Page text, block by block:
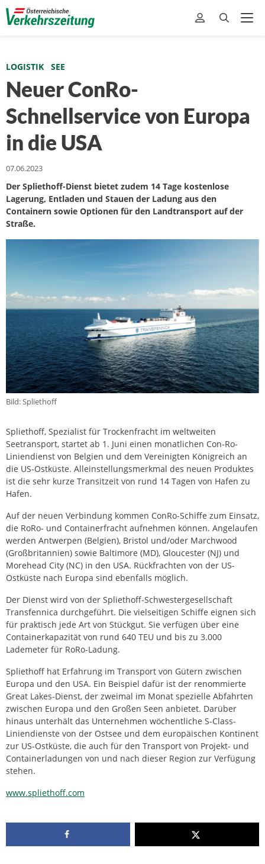
LOGISTIK SEE
Neuer ConRo-
Schnellservice von Europa
in die USA
07.06.2023
Der Spliethoff-Dienst bietet zudem 14 Tage kostenlose
Lagerung, Entladen und Stauen der Ladung aus den
Containern sowie Optionen für den Landtransport auf der
Straße.
Bild: Spliethoff
Spliethoff, Spezialist für Trockenfracht im weltweiten
Seetransport, startet ab 1. Juni einen monatlichen Con-Ro-
Liniendienst von Belgien und dem Vereinigten Königreich an
die US-Ostküste. Alleinstellungsmerkmal des neuen Produktes
ist die sehr kurze Transitzeit von rund 14 Tagen von Hafen zu
Hafen.
Auf der neuen Verbindung kommen ConRo-Schiffe zum Einsatz,
die RoRo- und Containerfracht aufnehmen können. Angelaufen
werden Antwerpen (Belgien), Bristol und/oder Marchwood
(Großbritannien) sowie Baltimore (MD), Gloucester (NJ) und
Morehead City (NC) in den USA. Rückfrachten von der US-
Ostküste nach Europa sind ebenfalls möglich.
Der Dienst wird von der Spliethoff-Schwestergesellschaft
Transfennica durchgeführt. Die vielseitigen Schiffe eignen sich
für praktisch jede Art von Stückgut. Sie verfügen über eine
Containerkapazität von rund 640 TEU und bis zu 3.000
Lademeter für RoRo-Ladung.
Spliethoff hat Erfahrung im Transport von Gütern zwischen
Europa und den USA. Ein Beispiel dafür ist der renommierte
Great Lakes-Dienst, der zweimal im Monat spezielle Abfahrten
zwischen Europa und den Großen Seen anbietet. Darüber
hinaus unterhält das Unternehmen wöchentliche S-Class-
Liniendienste von der Ostsee und dem europäischen Kontinent
zur US-Ostküste, die auch für den Transport von Projekt- und
Containerladungen von und nach dieser Region zur Verfügung
stehen.
www.spliethoff.com